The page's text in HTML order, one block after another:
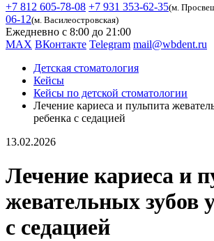
+7 812 605-78-08 +7 931 353-62-35(м.
06-12(м. Василеостровская)
Ежедневно с 8:00 до 21:00
MAX ВКонтакте Telegram mail@wbdent.ru
Детская стоматология
Кейсы
Кейсы по детской стоматологии
Лечение кариеса и пульпита
ребенка с седацией
13.02.2026
Лечение кариеса и
жевательных зубов
с седацией